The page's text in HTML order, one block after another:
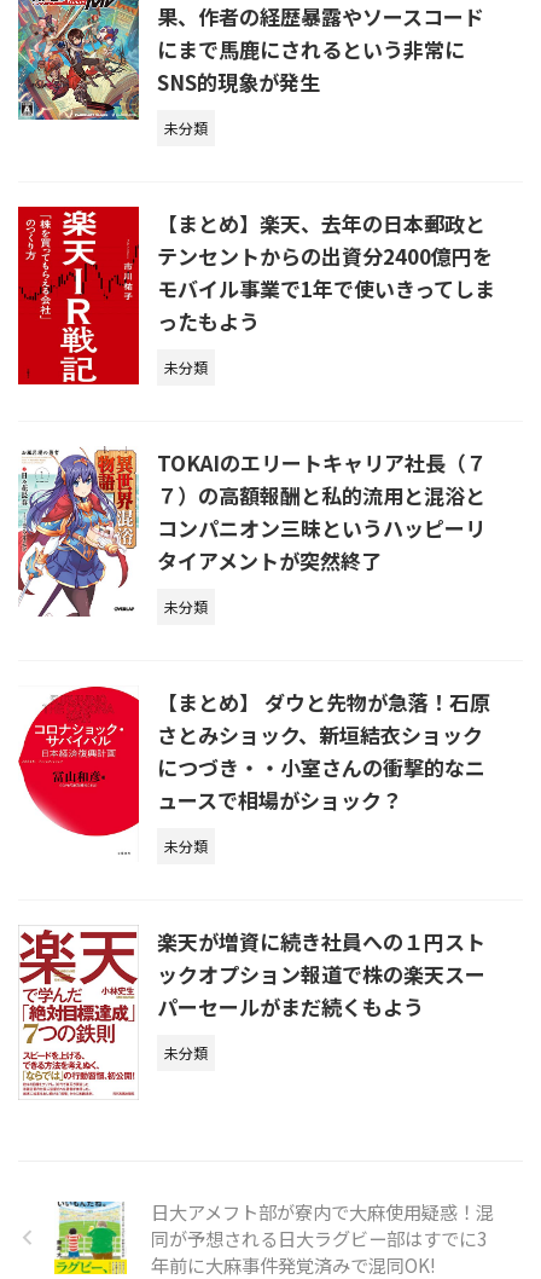
果、作者の経歴暴露やソースコード
にまで馬鹿にされるという非常に
SNS的現象が発生
未分類
【まとめ】楽天、去年の日本郵政と
テンセントからの出資分2400億円を
モバイル事業で1年で使いきってしま
ったもよう
未分類
TOKAIのエリートキャリア社長（７
７）の高額報酬と私的流用と混浴と
コンパニオン三昧というハッピーリ
タイアメントが突然終了
未分類
【まとめ】 ダウと先物が急落！石原
さとみショック、新垣結衣ショック
につづき・・小室さんの衝撃的なニ
ュースで相場がショック？
未分類
楽天が増資に続き社員への１円スト
ックオプション報道で株の楽天スー
パーセールがまだ続くもよう
未分類
日大アメフト部が寮内で大麻使用疑惑！混
同が予想される日大ラグビー部はすでに3
年前に大麻事件発覚済みで混同OK!